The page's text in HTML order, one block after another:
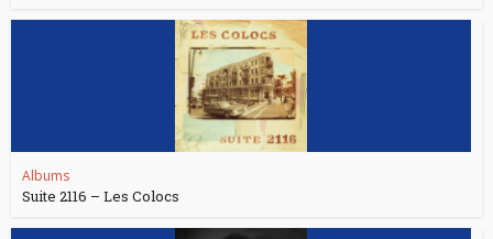
Albums
Suite 2116 – Les Colocs